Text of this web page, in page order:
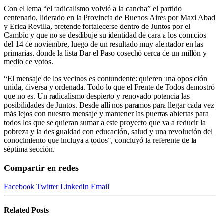
Con el lema “el radicalismo volvió a la cancha” el partido
centenario, liderado en la Provincia de Buenos Aires por Maxi Abad
y Erica Revilla, pretende fortalecerse dentro de Juntos por el
Cambio y que no se desdibuje su identidad de cara a los comicios
del 14 de noviembre, luego de un resultado muy alentador en las
primarias, donde la lista Dar el Paso cosechó cerca de un millón y
medio de votos.
“El mensaje de los vecinos es contundente: quieren una oposición
unida, diversa y ordenada. Todo lo que el Frente de Todos demostró
que no es. Un radicalismo despierto y renovado potencia las
posibilidades de Juntos. Desde allí nos paramos para llegar cada vez
más lejos con nuestro mensaje y mantener las puertas abiertas para
todos los que se quieran sumar a este proyecto que va a reducir la
pobreza y la desigualdad con educación, salud y una revolución del
conocimiento que incluya a todos”, concluyó la referente de la
séptima sección.
Compartir en redes
Facebook Twitter LinkedIn Email
Related Posts